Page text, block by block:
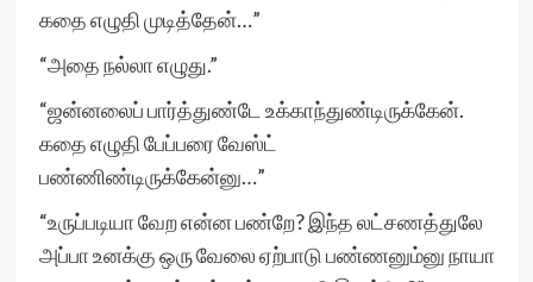
கதை எழுதி முடித்தேன்…”
“அதை நல்லா எழுது.”
“ஜன்னலைப் பார்த்துண்டே உக்காந்துண்டிருக்கேன்.
கதை எழுதி பேப்பரை வேஸ்ட்
பண்ணிண்டிருக்கேன்னு…”
“உருப்படியா வேற என்ன பண்றே? இந்த லட்சணத்துலே
அப்பா உனக்கு ஒரு வேலை ஏற்பாடு பண்ணனும்னு நாயா